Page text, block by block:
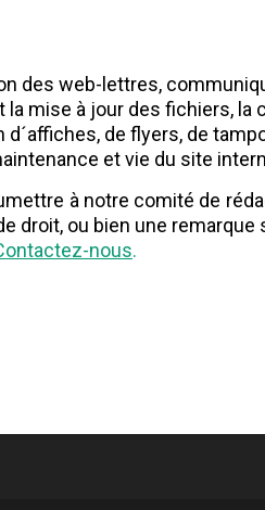
des web-lettres,
la mise à jour des fichiers,
d´affiches, de flyers, de
et vie du site
à notre comité de
droit, ou bien une
nous.